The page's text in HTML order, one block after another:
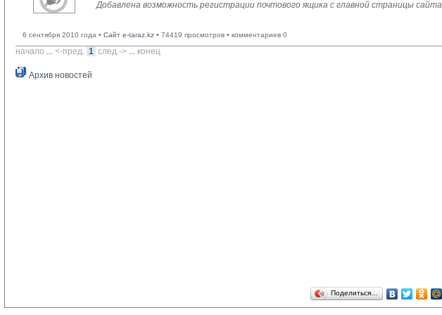
Добавлена возможность регистрации почтового ящика с главной страницы сайта
6 сентября 2010 года • Сайт e-taraz.kz • 74419 просмотров • комментариев 0
начало ... <-пред. 1 след.-> ... конец
Архив новостей
Поделиться…